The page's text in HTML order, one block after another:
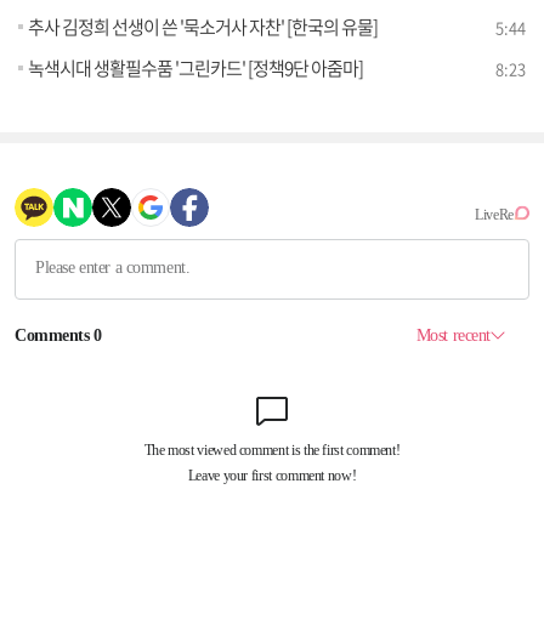
추사 김정희 선생이 쓴 '묵소거사 자찬' [한국의 유물] 5:44
녹색시대 생활필수품 '그린카드' [정책9단 아줌마] 8:23